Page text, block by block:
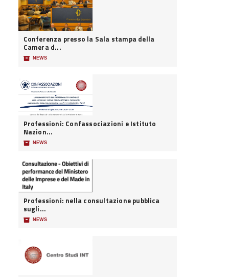
Conferenza presso la Sala stampa della
Camera d...
📦 NEWS
Professioni: Confassociazioni e Istituto
Nazion...
📦 NEWS
Professioni: nella consultazione pubblica
sugli...
📦 NEWS